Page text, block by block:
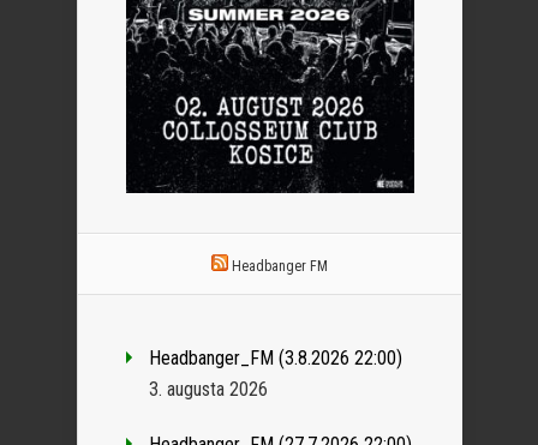
Headbanger FM
Headbanger_FM (3.8.2026 22:00)
3. augusta 2026